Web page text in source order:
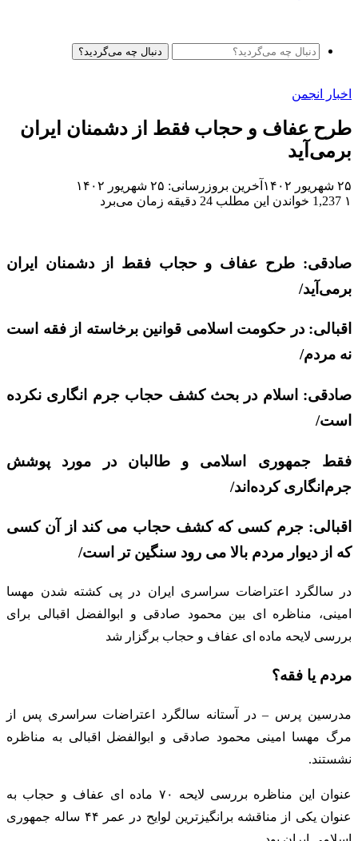
دنبال چه می‌گردید؟
اخبار انجمن
طرح عفاف و حجاب فقط از دشمنان ایران
برمی‌آید
۲۵ شهریور ۱۴۰۲
آخرین بروزرسانی: ۲۵ شهریور ۱۴۰۲
۱
خواندن این مطلب 24 دقیقه زمان می‌برد
صادقی: طرح عفاف و حجاب فقط از دشمنان ایران
برمی‌آید/
اقبالی: در حکومت اسلامی قوانین برخاسته از فقه است
نه مردم/
صادقی: اسلام در بحث کشف حجاب جرم انگاری نکرده
است/
فقط جمهوری اسلامی و طالبان در مورد پوشش
جرم‌انگاری کرده‌اند/
اقبالی: جرم کسی که کشف حجاب می کند از آن کسی
که از دیوار مردم بالا می رود سنگین تر است/
در سالگرد اعتراضات سراسری ایران در پی کشته شدن مهسا
امینی، مناظره ای بین محمود صادقی و ابوالفضل اقبالی برای
بررسی لایحه ماده ای عفاف و حجاب برگزار شد
مردم یا فقه؟
مدرسین پرس – در آستانه سالگرد اعتراضات سراسری پس از
مرگ مهسا امینی محمود صادقی و ابوالفضل اقبالی به مناظره
نشستند.
عنوان این مناظره بررسی لایحه ۷۰ ماده ای عفاف و حجاب به
عنوان یکی از مناقشه برانگیزترین لوایح در عمر ۴۴ ساله جمهوری